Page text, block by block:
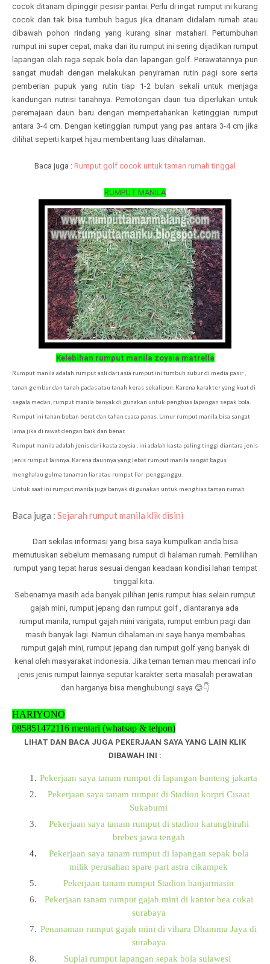
cocok ditanam dipinggir pesisir pantai. Perlu di ingat rumput ini kurang
cocok dan tak bisa tumbuh bagus jika ditanam didalam rumah atau
dibawah pohon rindang yang kurang sinar matahari. Pertumbuhan
rumput ini super cepat, maka dari itu rumput ini sering dijadikan rumput
lapangan olah raga sepak bola dan lapangan golf. Perawatannya pun
sangat mudah dengan melakukan penyiraman rutin pagi sore serta
pemberian pupuk yang rutin tiap 1-2 bulan sekali untuk menjaga
kandungan nutrisi tanahnya. Pemotongan daun tua diperlukan untuk
peremajaan daun baru dengan mempertahankan ketinggian rumput
antara 3-4 cm. Dengan ketinggian rumput yang pas antara 3-4 cm jika
dilihat seperti karpet hijau membentang luas dihalaman.
Baca juga : Rumput golf cocok untuk taman rumah tinggal
RUMPUT MANILA
Kelebihan rumput manila zoysia matrella
Rumput manila adalah rumput asli dari asia rumput ini tumbuh subur di media pasir ,
tanah gembur dan tanah padas atau tanah keras sekalipun. Karena karakter yang kuat di
segala medan, rumput manila banyak di gunakan untuk penghias lapangan sepak bola.
Rumput ini tahan beban berat dan tahan cuaca panas. Umur rumput manila bisa sangat
lama jika di rawat dengan baik dan benar.
Rumput manila adalah jenis dari kasta zoysia , ini adalah kasta paling tinggi diantara jenis
jenis rumput lainnya. Karena daunnya yang lebat rumput manila sangat bagus
menghalau gulma tanaman liar atau rumput liar pengganggu.
Untuk saat ini rumput manila juga banyak di gunakan untuk menghias taman rumah
Baca juga : Sejarah rumput manila klik disini
Dari sekilas informasi yang bisa saya kumpulkan anda bisa
memutuskan sebelum memasang rumput di halaman rumah. Pemilihan
rumput yang tepat harus sesuai dengan keadaan kondisi lahan tempat
tinggal kita.
Sebenarnya masih ada banyak pilihan jenis rumput hias selain rumput
gajah mini, rumput jepang dan rumput golf , diantaranya ada
rumput manila, rumput gajah mini varigata, rumput embun pagi dan
masih banyak lagi. Namun dihalaman ini saya hanya membahas
rumput gajah mini, rumput jepang dan rumput golf yang banyak di
kenal oleh masyarakat indonesia. Jika teman teman mau mencari info
jenis jenis rumput lainnya seputar karakter serta masalah perawatan
dan harganya bisa menghubungi saya 😊👇
HARIYONO
085851472116 mentari (whatsap & telpon)
LIHAT DAN BACA JUGA PEKERJAAN SAYA YANG LAIN KLIK
DIBAWAH INI :
Pekerjaan saya tanam rumput di lapangan banteng jakarta
Pekerjaan saya tanam rumput di Stadion korpri Cisaat
Sukabumi
Pekerjaan saya tanam rumput di stadion karangbirahi
brebes jawa tengah
Pekerjaan saya tanam rumput di lapangan sepak bola
milik perusahan spare part astra cikampek
Pekerjaan tanam rumput Stadion banjarmasin
Pekerjaan tanam rumput gajah mini di kantor bea cukai
surabaya
Penanaman rumput gajah mini di vihara Dhamma Jaya di
surabaya
Suplai rumput lapangan sepak bola sulawesi